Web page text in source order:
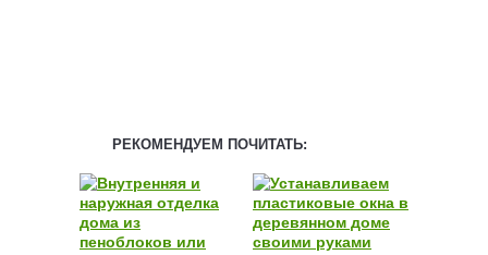
РЕКОМЕНДУЕМ ПОЧИТАТЬ: